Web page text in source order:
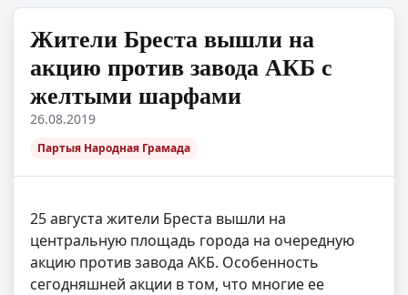
Жители Бреста вышли на
акцию против завода АКБ с
желтыми шарфами
26.08.2019
Партыя Народная Грамада
25 августа жители Бреста вышли на
центральную площадь города на очередную
акцию против завода АКБ. Особенность
сегодняшней акции в том, что многие ее